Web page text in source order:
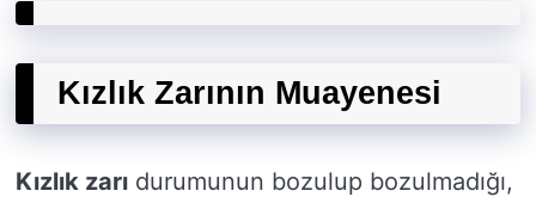
Kızlık Zarının Muayenesi
Kızlık zarı durumunun bozulup bozulmadığı,